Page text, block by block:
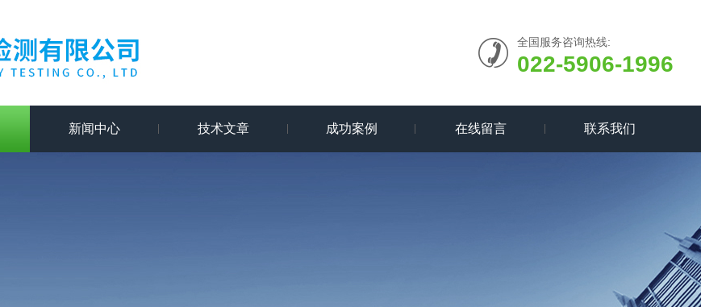
全国服务咨询热线:
022-5906-1996
新闻中心 技术文章 成功案例 在线留言 联系我们